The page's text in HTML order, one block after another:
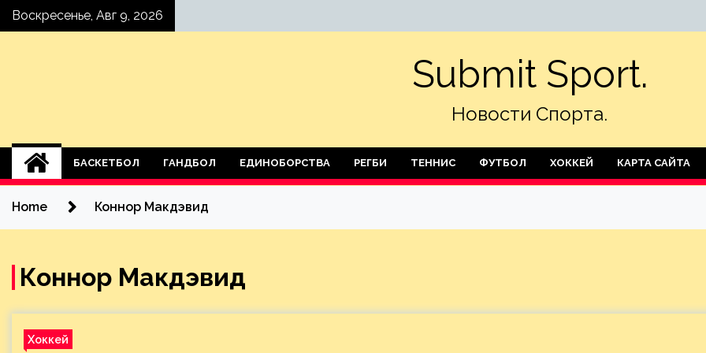
SkipВоскресенье, Авг 9, 2026
Submit Sport.
Новости Спорта.
БАСКЕТБОЛ ГАНДБОЛ ЕДИНОБОРСТВА РЕГБИ ТЕННИС ФУТБОЛ ХОККЕЙ КАРТА САЙТА
Home Коннор Макдэвид
Коннор Макдэвид
Хоккей